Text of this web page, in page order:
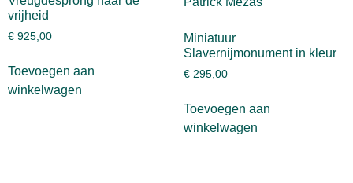
vrijheid
€ 925,00
Toevoegen aan
winkelwagen
Miniatuur
Slavernijmonument in kleur
€295,00
Toevoegen aan
winkelwagen